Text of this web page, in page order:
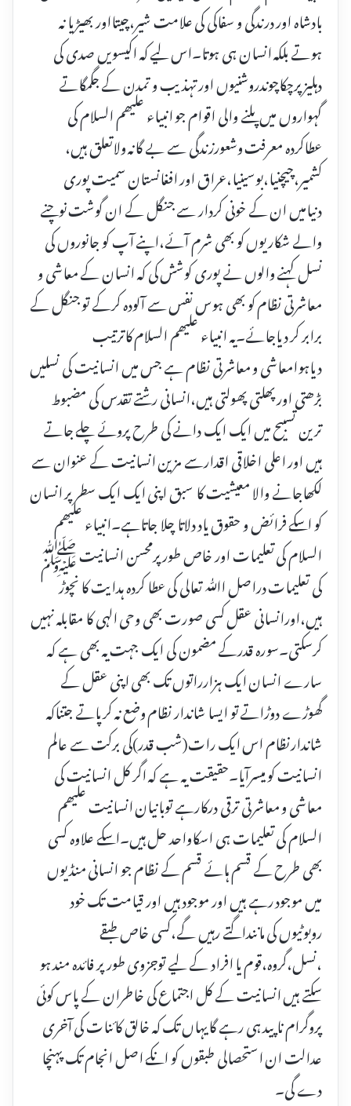
بادشاہ اور درندگی و سفاکی کی علامت شیر،چیتااور بھیڑیا نہ
ہوتے بلکہ انسان ہی ہوتا۔اس لیے کہ اکیسویں صدی کی
دہلیزپرچکاچوندروشنیوں اور تہذیب و تمدن کے جگمگاتے
گہواروں میں پلنے والی اقوام جو انبیاء علیھم السلام کی
عطاکردہ معرفت وشعورزندگی سے بے گانہ ولاتعلق ہیں،
کشمیر،چیچنیا،بوسینیا،عراق اور افغانستان سمیت پوری
دنیامیں ان کے خونی کردار سے جنگل کے ان گوشت نوچنے
والے شکاریوں کو بھی شرم آئے،اپنے آپ کو جانوروں کی
نسل کہنے والوں نے پوری کوشش کی کہ انسان کے معاشی و
معاشرتی نظام کو بھی ہوس نفس سے آلودہ کرکے تو جنگل کے
برابر کر دیاجائے۔یہ انبیاء علیھم السلام کاترتیب
دیاہوامعاشی و معاشرتی نظام ہے جس میں انسانیت کی نسلیں
بڑھتی اور پھلتی پھولتی ہیں،انسانی رشتے تقدس کی مضبوط
ترین تسبیح میں ایک ایک دانے کی طرح پروئے چلے جاتے
ہیں اور اعلی اخلاقی اقدارسے مزین انسانیت کے عنوان سے
لکھاجانے والا معیشیت کا سبق اپنی ایک ایک سطر پر انسان
کو اسکے فرائض و حقوق یاد دلاتا چلا جاتاہے۔انبیاء علیھم
السلام کی تعلیمات اور خاص طور پرمحسن انسانیت ﷺ
کی تعلیمات دراصل اﷲ تعالی کی عطا کردہ ہدایت کا نچوڑ
ہیں،اورانسانی عقل کسی صورت بھی وحی الہی کا مقابلہ نہیں
کرسکتی۔سورہ قدرکے مضمون کی ایک جہت یہ بھی ہے کہ
سارے انسان ایک ہزارراتوں تک بھی اپنی عقل کے
گھوڑے دوڑاتے تو ایسا شاندار نظام وضع نہ کرپاتے جتناکہ
شاندارنظام اس ایک رات(شب قدر)کی برکت سے عالم
انسانیت کو میسرآیا۔حقیقت یہ ہے کہ اگر کل انسانیت کی
معاشی و معاشرتی ترقی درکارہے توبانیان انسانیت علیھم
السلام کی تعلیمات ہی اسکاواحد حل ہیں۔اسکے علاوہ کسی
بھی طرح کے قسم ہائے قسم کے نظام جو انسانی منڈیوں
میں موجود رہے ہیں اور موجود ہیں اور قیامت تک خود
روبوٹیوں کی ماننداگتے رہیں گے،کسی خاص طبقے
،نسل،گروہ،قوم یا افراد کے لیے توجزوی طور پر فائدہ مند ہو
سکتے ہیں انسانیت کے کل اجتماع کی خاطران کے پاس کوئی
پروگرام ناپید ہی رہے گایہاں تک کہ خالق کائنات کی آخری
عدالت ان استحصالی طبقوں کو انکے اصل انجام تک پہنچا
دے گی۔